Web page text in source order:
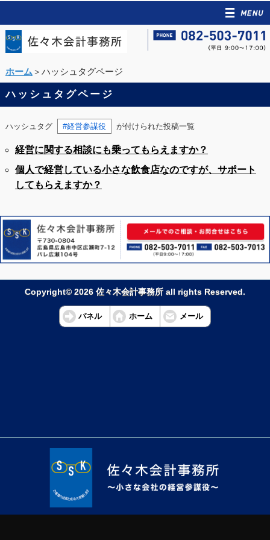
ホーム＞ハッシュタグページ
ハッシュタグページ
ハッシュタグ #経営参謀役 が付けられた投稿一覧
経営に関する相談にも乗ってもらえますか？
個人で経営している小さな飲食店なのですが、サポート
してもらえますか？
Copyright© 2026 佐々木会計事務所 all rights Reserved.
パネル ホーム メール